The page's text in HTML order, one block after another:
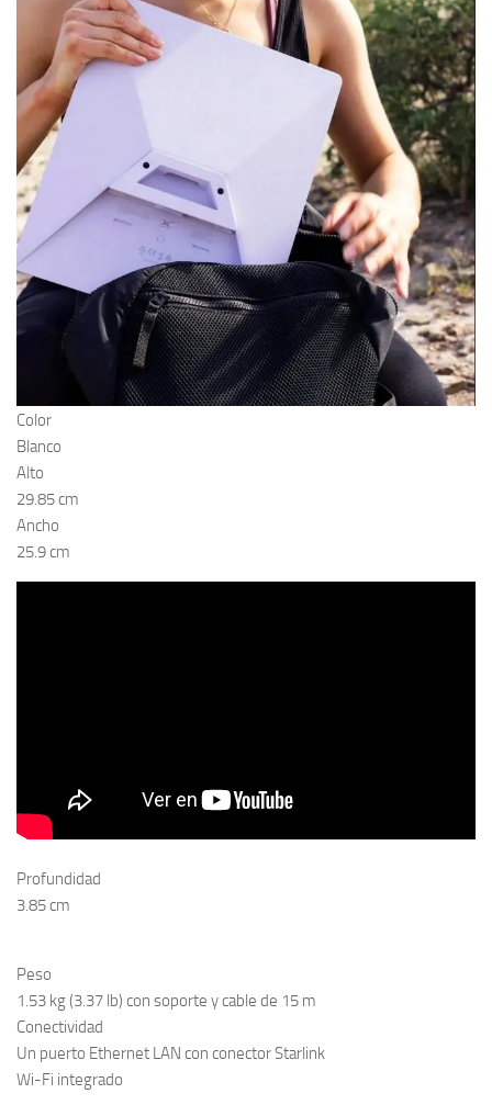
Color
Blanco
Alto
29.85 cm
Ancho
25.9 cm
Profundidad
3.85 cm
Peso
1.53 kg (3.37 lb) con soporte y cable de 15 m
Conectividad
Un puerto Ethernet LAN con conector Starlink
Wi-Fi integrado